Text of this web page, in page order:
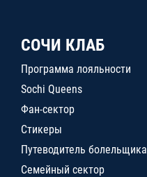
СОЧИ КЛАБ
Программа лояльности
Sochi Queens
Фан-сектор
Стикеры
Путеводитель болельщика
Семейный сектор